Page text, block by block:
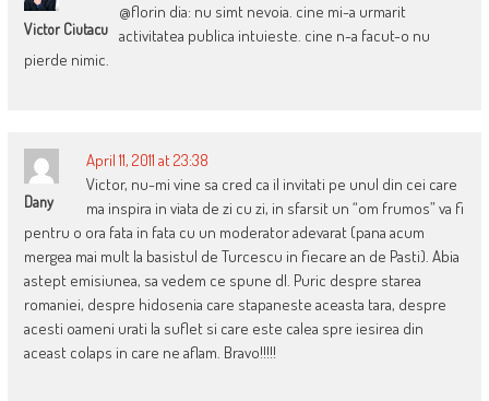
Victor Ciutacu
@florin dia: nu simt nevoia. cine mi-a urmarit
activitatea publica intuieste. cine n-a facut-o nu
pierde nimic.
Dany
April 11, 2011 at 23:38
Victor, nu-mi vine sa cred ca il invitati pe unul din cei care
ma inspira in viata de zi cu zi, in sfarsit un “om frumos” va fi
pentru o ora fata in fata cu un moderator adevarat (pana acum
mergea mai mult la basistul de Turcescu in fiecare an de Pasti). Abia
astept emisiunea, sa vedem ce spune dl. Puric despre starea
romaniei, despre hidosenia care stapaneste aceasta tara, despre
acesti oameni urati la suflet si care este calea spre iesirea din
aceast colaps in care ne aflam. Bravo!!!!!